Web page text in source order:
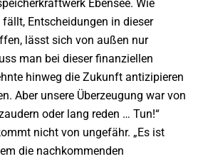
Ebensee. Wie
Entscheidungen in dieser
lässt sich von außen nur
man bei dieser finanziellen
hinweg die Zukunft antizipieren
Aber unsere Überzeugung war von
oder lang reden … Tun!“
nicht von ungefähr. „Es ist
die nachkommenden